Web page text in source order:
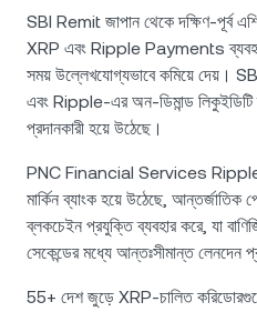
SBI Remit জাপান থেকে দক্ষিণ-পূর্ব
XRP এবং Ripple Payments ব্যবহার
সময় উল্লেখযোগ্যভাবে কমিয়ে দেয়।
এবং Ripple-এর অন-ডিমান্ড লিকুইডিটি
প্রদানকারী হয়ে উঠেছে।
PNC Financial Services
মার্কিন ব্যাংক হয়ে উঠেছে,
ব্লকচেইন প্রযুক্তি ব্যবহার করে, যা
সেকেন্ডের মধ্যে আন্তঃসীমান্ত লেনদেন
55+ দেশ জুড়ে XRP-চালিত